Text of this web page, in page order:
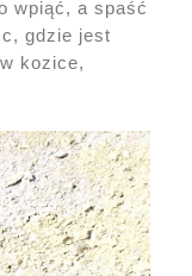
wpiąć, a spaść
gdzie jest
kozice,